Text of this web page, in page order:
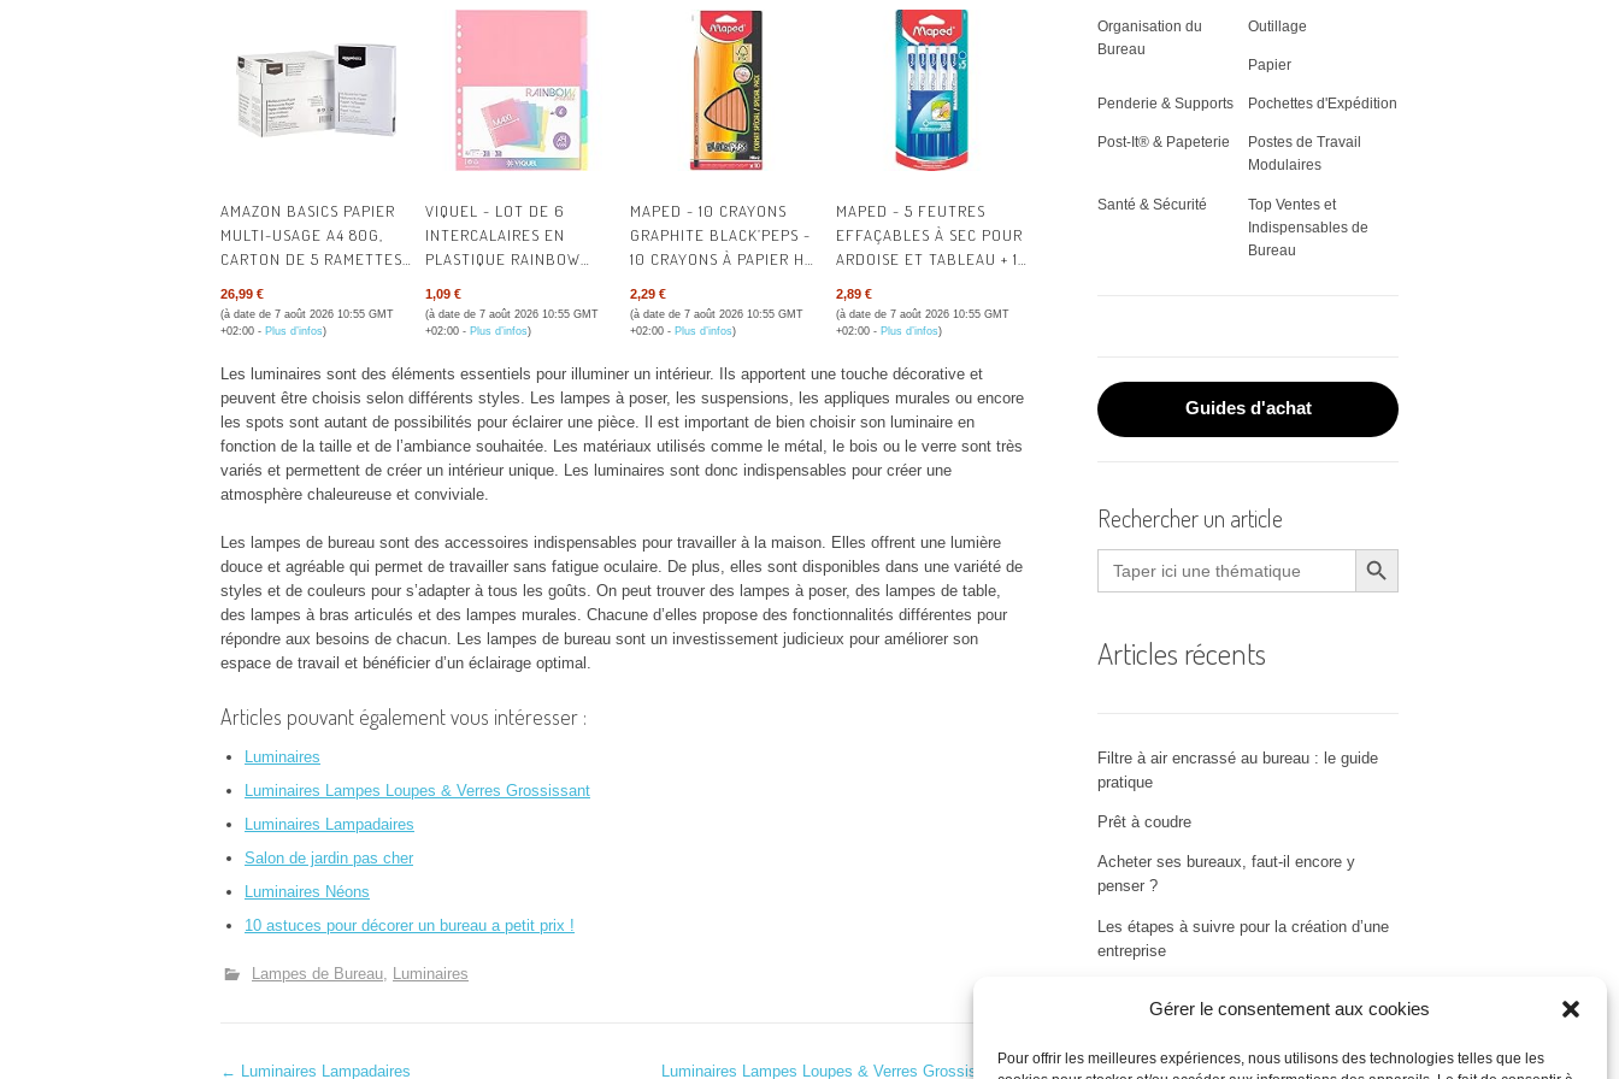
Gérer le consentement aux cookies
Pour offrir les meilleures expériences, nous utilisons des technologies telles que les
VITRINES
ÉTIQUETTES SPÉCIALES
PLAQUES DE PORTES
RUBANS POUR
REGISTRES
ADMINISTRATIFS
FAX & CONSOMMABLES
MATÉRIEL DE PROJECTION
PLASTIFICATION DE
DOCUMENTS
CLASSEMENT
PORTE-DOCUMENTS
PORTE-REVUES
RANGEMENT CLASSEUR
JARDIN
ÉLECTROPORTATIF
PLATEAUX DE SERVICE
VAISSELLE
ÉQUIPEMENT &
VÊTEMENTS DE TRAVAIL
PROTECTION INCENDIE
TORCHES
TROUSSES PREMIERS
SECOURS
LUNETTES D'ECLIPSE
SOLAIRE
DÈS 10 ANS
AMAZON BASICS PAPIER
MULTI-USAGE A4 80G,
CARTON DE 5 RAMETTES
26,99 €
(à date de 7 août 2026 10:55 GMT
+02:00 - Plus d’infos)
VIQUEL - LOT DE 6
INTERCALAIRES EN
PLASTIQUE RAINBOW
(24,5X30,5CM) - POUR
CLASSEUR A4 MAXI
LEVIER - COLORIS PASTEL
1,09 €
(à date de 7 août 2026 10:55 GMT
+02:00 - Plus d’infos)
MAPED - 10 CRAYONS
GRAPHITE BLACK’PEPS -
10 CRAYONS À PAPIER HB
ERGONOMIQUE ET
TRIANGULAIRE -
CERTIFIÉ 100% FSC
2,29 €
(à date de 7 août 2026 10:55 GMT
+02:00 - Plus d’infos)
MAPED - 5 FEUTRES
EFFAÇABLES À SEC POUR
ARDOISE ET TABLEAU + 1
2,89 €
(à date de 7 août 2026 10:55 GMT
+02:00 - Plus d’infos)
Les luminaires sont des éléments essentiels pour illuminer un intérieur. Ils apportent une touche décorative et
peuvent être choisis selon différents styles. Les lampes à poser, les suspensions, les appliques murales ou encore
les spots sont autant de possibilités pour éclairer une pièce. Il est important de bien choisir son luminaire en
fonction de la taille et de l’ambiance souhaitée. Les matériaux utilisés comme le métal, le bois ou le verre sont très
variés et permettent de créer un intérieur unique. Les luminaires sont donc indispensables pour créer une
atmosphère chaleureuse et conviviale.
Les lampes de bureau sont des accessoires indispensables pour travailler à la maison. Elles offrent une lumière
douce et agréable qui permet de travailler sans fatigue oculaire. De plus, elles sont disponibles dans une variété de
styles et de couleurs pour s’adapter à tous les goûts. On peut trouver des lampes à poser, des lampes de table,
des lampes à bras articulés et des lampes murales. Chacune d’elles propose des fonctionnalités différentes pour
répondre aux besoins de chacun. Les lampes de bureau sont un investissement judicieux pour améliorer son
espace de travail et bénéficier d’un éclairage optimal.
Articles pouvant également vous intéresser :
Luminaires
Luminaires Lampes Loupes & Verres Grossissant
Luminaires Lampadaires
Salon de jardin pas cher
Luminaires Néons
10 astuces pour décorer un bureau a petit prix !
Lampes de Bureau Luminaires
← Luminaires Lampadaires Luminaires Lampes Loupes & Verres Grossissant →
Organisation du
Bureau
Outillage
Papier
Penderie & Supports Pochettes d'Expédition
Post-It® & Papeterie
Postes de Travail
Modulaires
Santé & Sécurité
Top Ventes et
Indispensables de
Bureau
Guides d'achat
Rechercher un article
Search
for:
Search Button
Articles récents
Filtre à air encrassé au bureau : le guide
pratique
Prêt à coudre
Acheter ses bureaux, faut-il encore y
penser ?
Les étapes à suivre pour la création d’une
entreprise